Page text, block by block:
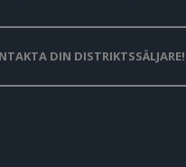
DIN DISTRIKTSSÄLJARE!